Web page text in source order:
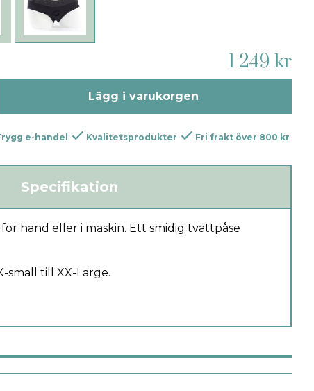
1 249 kr
Lägg i varukorgen
e-handel Kvalitetsprodukter Fri frakt över 800 kr
Specifikation
hand eller i maskin. Ett smidig tvättpåse
small till XX-Large.